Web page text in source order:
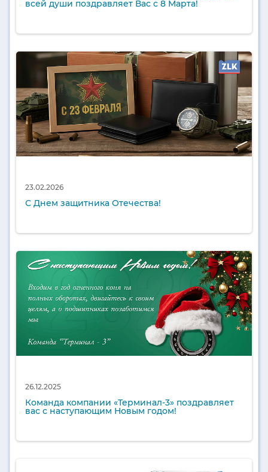
всей души поздравляет Вас с 8 Марта!
23.02.2026
С Днем защитника Отечества!
26.12.2025
Команда компании «Терминал-3» поздравляет
вас с наступающим Новым годом!